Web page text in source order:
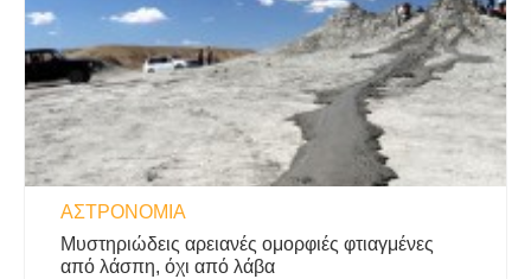
ΑΣΤΡΟΝΟΜΊΑ
Μυστηριώδεις αρειανές ομορφιές φτιαγμένες
από λάσπη, όχι από λάβα